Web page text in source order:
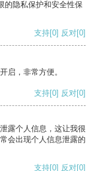
的隐私保护和安全性保
支持[0] 反对[0]
启，非常方便。
支持[0] 反对[0]
露个人信息，这让我很
会出现个人信息泄露的
支持[0] 反对[0]